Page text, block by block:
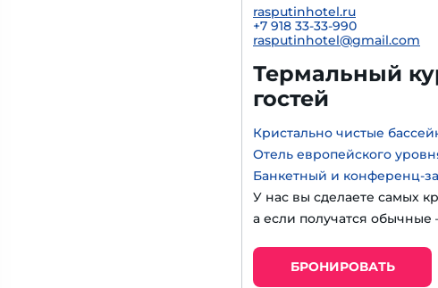
rasputinhotel.ru
+7 918 33-33-990
rasputinhotel@gmail.com
Термальный
гостей
Кристально чистые
Отель европейского
Банкетный и конференц-
У нас вы сделаете самых
а если получатся
БРОНИРОВАТЬ